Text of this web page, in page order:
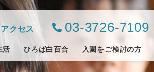
クセス 03-3726-7109
活 ひろば白百合 入園をご検討の方